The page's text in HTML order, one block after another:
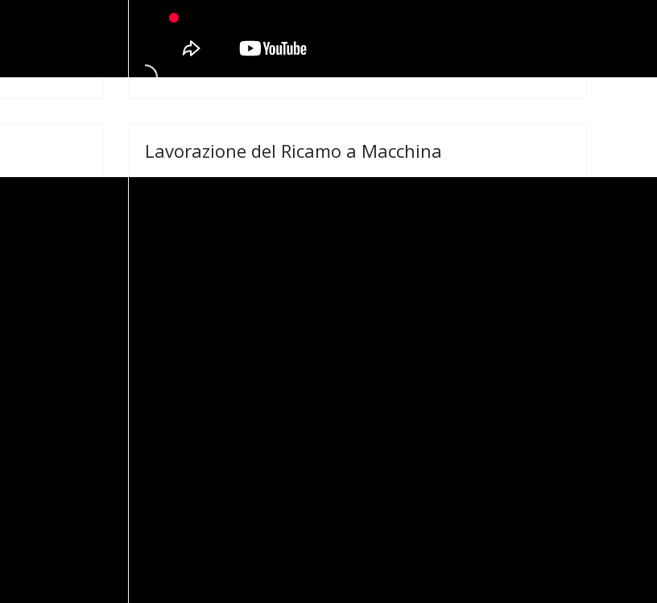
Lavorazione del Ricamo a Macchina